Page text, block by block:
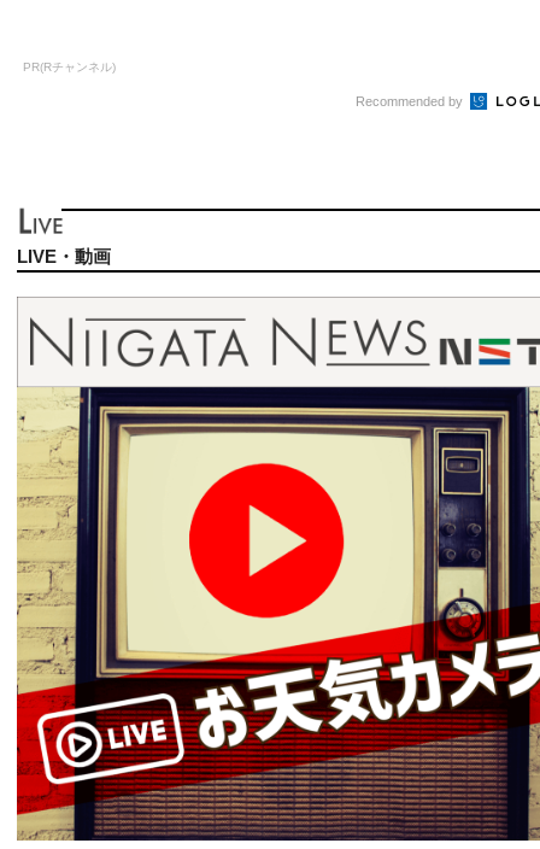
PR(Rチャンネル)
Recommended by
LIVE・動画